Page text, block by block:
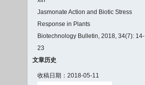
Jasmonate Action and Biotic Stress
Response in Plants
Biotechnology Bulletin, 2018, 34(7): 14-
23
文章历史
收稿日期：2018-05-11